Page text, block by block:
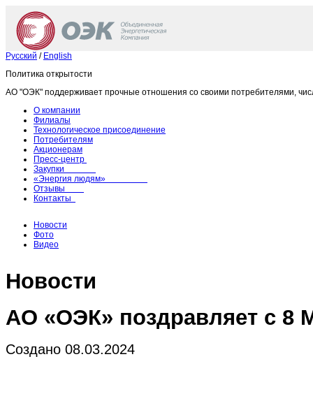
Русский / English
Политика открытости
АО "ОЭК" поддерживает прочные отношения со своими потребителями,
О компании
Филиалы
Технологическое присоединение
Потребителям
Акционерам
Пресс-центр
Закупки
«Энергия людям»
Отзывы
Контакты
Новости
Фото
Видео
Новости
АО «ОЭК» поздравляет с 8
Создано 08.03.2024